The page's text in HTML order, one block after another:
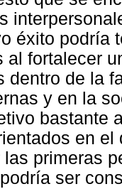
éxito podría
al fortalecer
dentro de la
y en la
bastante
en
primeras
ser